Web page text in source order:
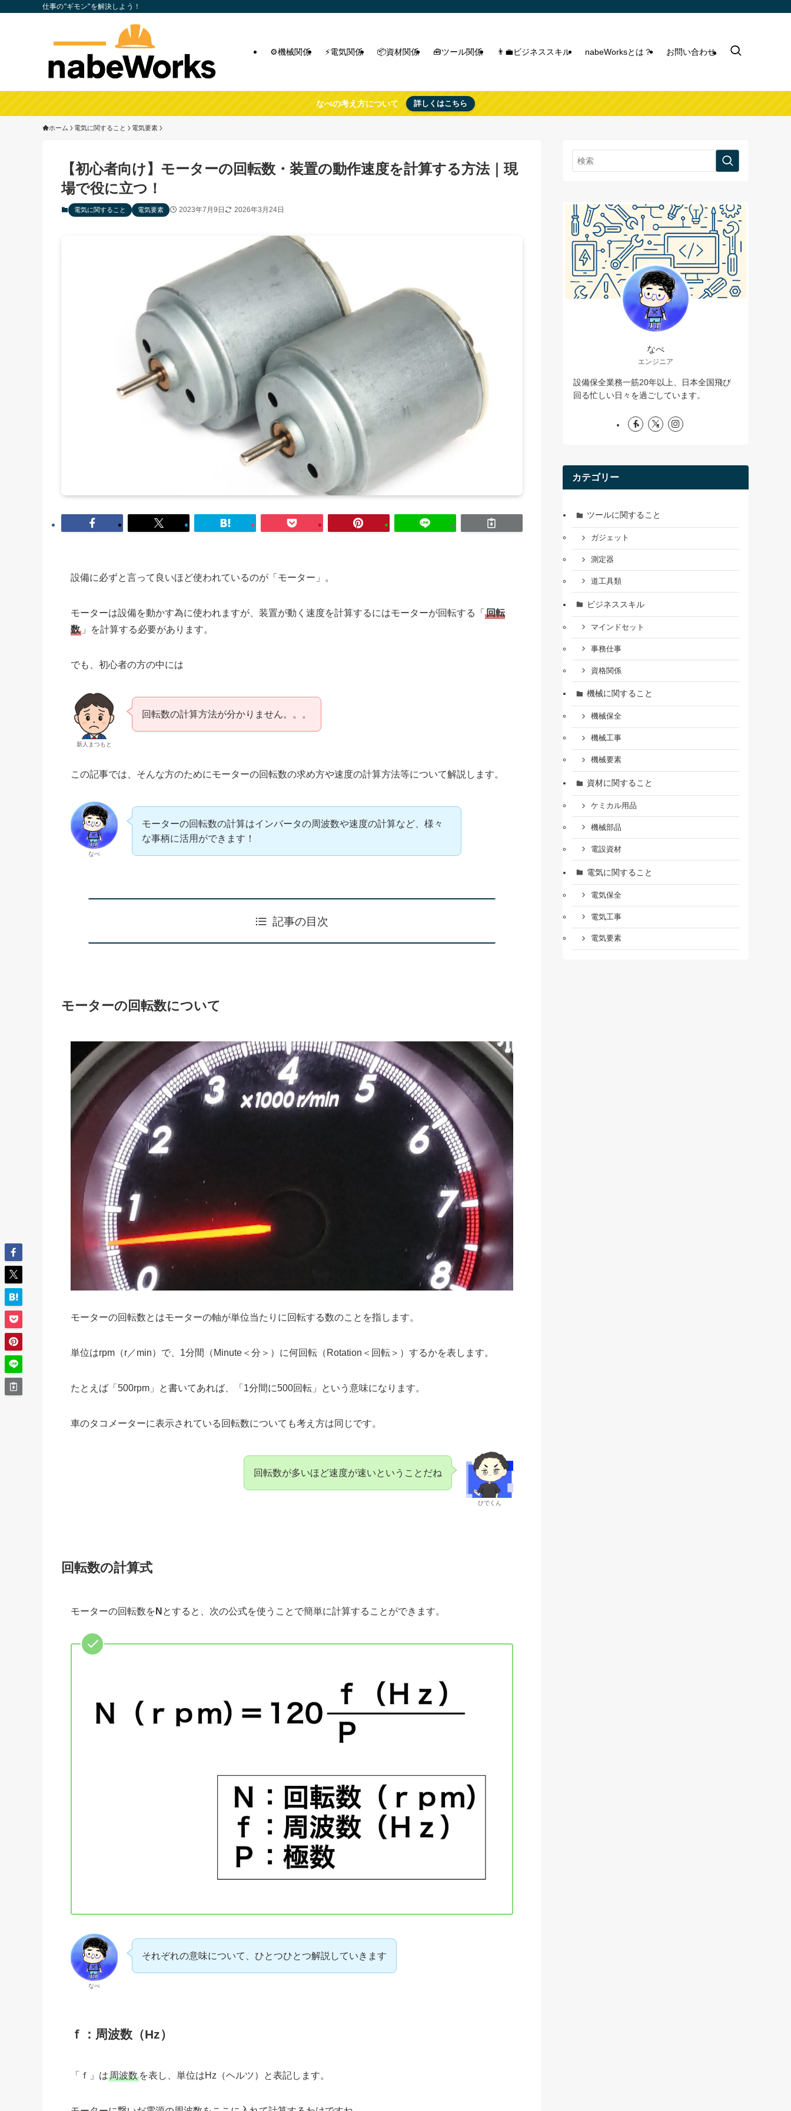
仕事の"ギモン"を解決しよう！
⚙️機械関係 ⚡電気関係 📦資材関係 🧰ツール関係 👨‍💼ビジネススキル nabeWorksとは？ お問い合わせ
なべの考え方について 詳しくはこちら
ホーム 電気に関すること 電気要素
【初心者向け】モーターの回転数・装置の動作速度を計算する方法｜現
場で役に立つ！
電気に関すること 電気要素 2023年7月9日 2026年3月24日
設備に必ずと言って良いほど使われているのが「モーター」。
モーターは設備を動かす為に使われますが、装置が動く速度を計算するにはモーターが回転する「 回転
数 」を計算する必要があります。
でも、初心者の方の中には
新人まつもと
回転数の計算方法が分かりません。。。
この記事では、そんな方のためにモーターの回転数の求め方や速度の計算方法等について解説します。
なべ
モーターの回転数の計算はインバータの周波数や速度の計算など、様々
な事柄に活用ができます！
記事の目次
モーターの回転数について
モーターの回転数とはモーターの軸が単位当たりに回転する数のことを指します。
単位はrpm（r／min）で、1分間（Minute＜分＞）に何回転（Rotation＜回転＞）するかを表します。
たとえば「500rpm」と書いてあれば、「1分間に500回転」という意味になります。
車のタコメーターに表示されている回転数についても考え方は同じです。
ひでくん
回転数が多いほど速度が速いということだね
回転数の計算式
モーターの回転数を N とすると、次の公式を使うことで簡単に計算することができます。
なべ
それぞれの意味について、ひとつひとつ解説していきます
ｆ：周波数（Hz）
「ｆ」は周波数 を表し、単位はHz（ヘルツ）と表記します。
なべ
エンジニア
設備保全業務一筋20年以上、日本全国飛び
回る忙しい日々を過ごしています。
カテゴリー
ツールに関すること
ガジェット
測定器
道工具類
ビジネススキル
マインドセット
事務仕事
資格関係
機械に関すること
機械保全
機械工事
機械要素
資材に関すること
ケミカル用品
機械部品
電設資材
電気に関すること
電気保全
電気工事
電気要素